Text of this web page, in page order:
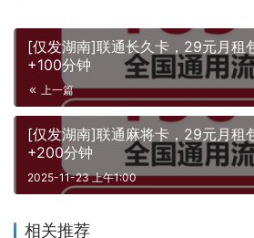
[仅发湖南]联通长久卡，29元月租
+100分钟
上一篇
[仅发湖南]联通麻将卡，29元月租
+200分钟
2025-11-23 上午1:00
相关推荐